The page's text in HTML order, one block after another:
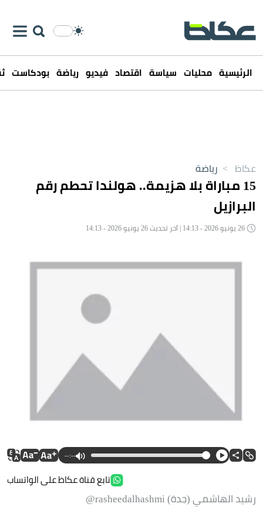
الرئيسية محليات سياسة اقتصاد فيديو رياضة بودكاست
عكاظ > رياضة
15 مباراة بلا هزيمة.. هولندا تحطم رقم
البرازيل
--:--
تابع قناة عكاظ على الواتساب
رشيد الهاشمي (جدة) rasheedalhashmi@